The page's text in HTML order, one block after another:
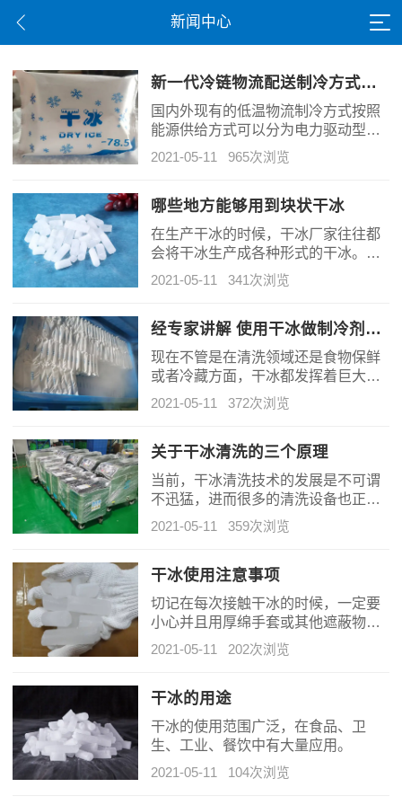
新闻中心
新一代冷链物流配送制冷方式——干冰型冰袋
国内外现有的低温物流制冷方式按照
能源供给方式可以分为电力驱动型
（冷藏车）与蓄能型（无源）冷藏
箱，但是这两种方式均存在着一些弊
冷方式（干冰型冰袋）应景而生。
2021-05-11 965次浏览
哪些地方能够用到块状干冰
在生产干冰的时候，干冰厂家往往都
会将干冰生产成各种形式的干冰。有
颗粒形状的，有粉状的，也有块状
的，而块状干冰又称作是砖状干冰，
要用在食品，药品，以及蔬菜，药品
等各个保险冷藏等领域呢。而且有着
很好的效果。随着干冰越来越接近人
们的生活，所以对于块状干冰所适用
的场合还是有必要多了解一些的。
2021-05-11 341次浏览
经专家讲解 使用干冰做制冷剂要比水冰好很多
现在不管是在清洗领域还是食物保鲜
或者冷藏方面，干冰都发挥着巨大的
作用，据业内的一些专家讲解，在做
制冷剂方面干冰明显要比使用水冰做
2021-05-11 372次浏览
关于干冰清洗的三个原理
当前，干冰清洗技术的发展是不可谓
不迅猛，进而很多的清洗设备也正逐
渐的向干冰清洗靠拢，毕竟采用干冰
进行清洗给人们带来的好处是众所周
2021-05-11 359次浏览
干冰使用注意事项
切记在每次接触干冰的时候，一定要
小心并且用厚绵手套或其他遮蔽物才
能触碰干冰！如果是在长时间直接碰
触肌肤的情况下，就可能会造成细胞
害。汽车、船舱等地不能使用干冰，
因为升华的二氧化碳将替代氧气而可
能引起呼吸急促甚至窒息！
2021-05-11 202次浏览
干冰的用途
干冰的使用范围广泛，在食品、卫
生、工业、餐饮中有大量应用。
2021-05-11 104次浏览